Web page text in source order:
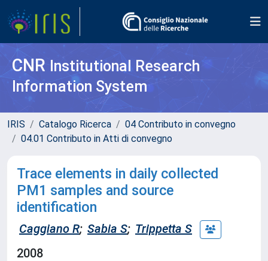
CNR Institutional Research
Information System
IRIS Catalogo Ricerca
04 Contributo in convegno
04.01 Contributo in Atti di convegno
Trace elements in daily collected
PM1 samples and source
identification
Caggiano R; Sabia S; Trippetta S
2008